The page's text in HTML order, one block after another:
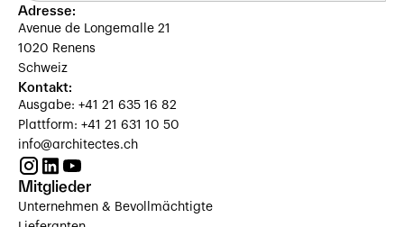
Adresse:
Avenue de Longemalle 21
1020 Renens
Schweiz
Kontakt:
Ausgabe: +41 21 635 16 82
Plattform: +41 21 631 10 50
info@architectes.ch
Mitglieder
Unternehmen & Bevollmächtigte